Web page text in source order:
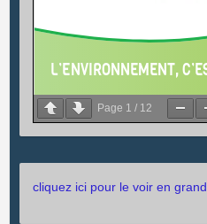
Page 1 / 12
cliquez ici pour le voir en grand